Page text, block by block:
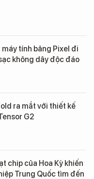
tính bảng Pixel đi
không dây độc đáo
ra mắt với thiết kế
G2
chip của Hoa Kỳ khiến
Trung Quốc tìm đến